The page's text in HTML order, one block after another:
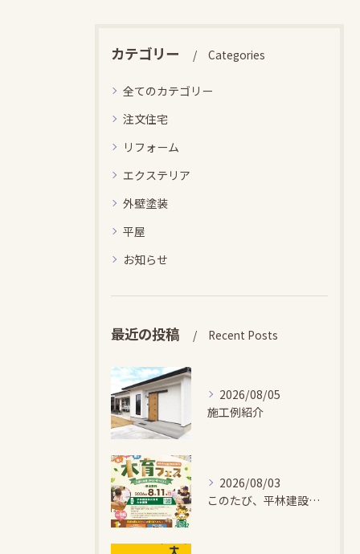
カテゴリー Categories
全てのカテゴリー
注文住宅
リフォーム
エクステリア
外壁塗装
平屋
お知らせ
最近の投稿 Recent Posts
2026/08/05
施工例紹介
2026/08/03
このたび、平林建設では、お子さまが木とふれあい・木について学...